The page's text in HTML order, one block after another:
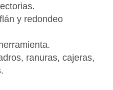
y redondeo
ranuras, cajeras,